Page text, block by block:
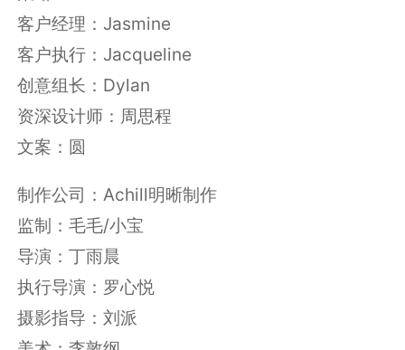
首席创意官：Kama
业务总监：Jean
策略：Claire
客户经理：Jasmine
客户执行：Jacqueline
资深设计师：周思程
文案：圆
制作公司：Achill明晰制作
监制：毛毛/小宝
导演：丁雨晨